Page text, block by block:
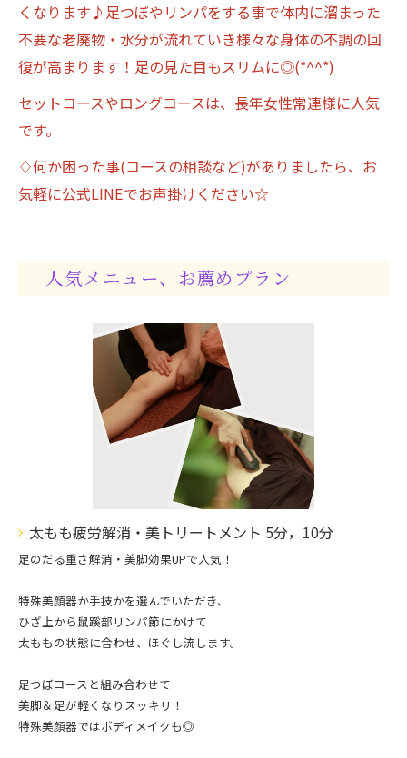
くなります♪足つぼやリンパをする事で体内に溜まった
不要な老廃物・水分が流れていき様々な身体の不調の回
復が高まります！足の見た目もスリムに◎(*^^*)
セットコースやロングコースは、長年女性常連様に人気
です。
♢何か困った事(コースの相談など)がありましたら、お
気軽に公式LINEでお声掛けください☆
人気メニュー、お薦めプラン
太もも疲労解消・美トリートメント 5分，10分
足のだる重さ解消・美脚効果UPで人気！
特殊美顔器か手技かを選んでいただき、
ひざ上から鼠蹊部リンパ節にかけて
太ももの状態に合わせ、ほぐし流します。
足つぼコースと組み合わせて
美脚＆足が軽くなりスッキリ！
特殊美顔器ではボディメイクも◎